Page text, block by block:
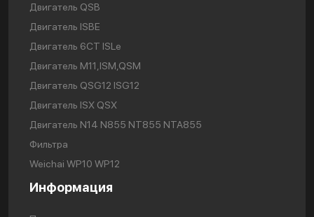
Двигатель QSB
Двигатель ISBE
Двигатель 6CT ISLe
Двигатель М11,ISM,QSM
Двигатель QSG12 ISG12
Двигатель ISX QSX
Двигатель N14 N855 NT855 NTA855
Фильтра
Weichai WP10 WP12
Информация